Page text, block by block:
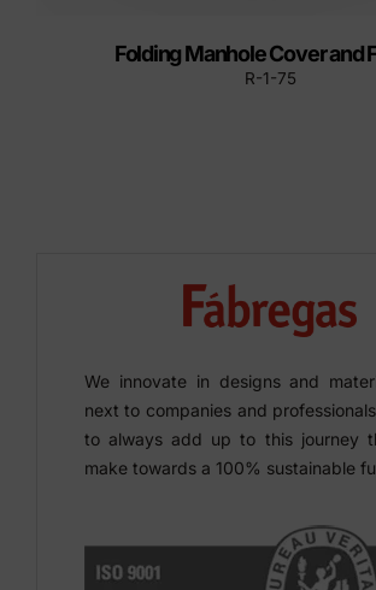
Folding Manhole Cover and
R-1-75
We innovate in designs and
next to companies and
to always add up to this journey
make towards a 100% sustainable